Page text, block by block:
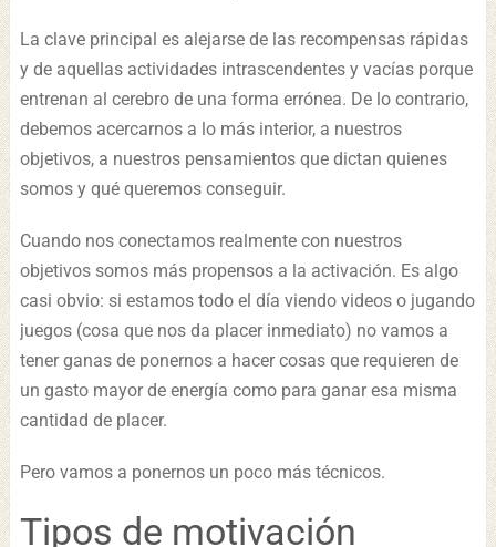
La clave principal es alejarse de las recompensas rápidas
y de aquellas actividades intrascendentes y vacías porque
entrenan al cerebro de una forma errónea. De lo contrario,
debemos acercarnos a lo más interior, a nuestros
objetivos, a nuestros pensamientos que dictan quienes
somos y qué queremos conseguir.
Cuando nos conectamos realmente con nuestros
objetivos somos más propensos a la activación. Es algo
casi obvio: si estamos todo el día viendo videos o jugando
juegos (cosa que nos da placer inmediato) no vamos a
tener ganas de ponernos a hacer cosas que requieren de
un gasto mayor de energía como para ganar esa misma
cantidad de placer.
Pero vamos a ponernos un poco más técnicos.
Tipos de motivación